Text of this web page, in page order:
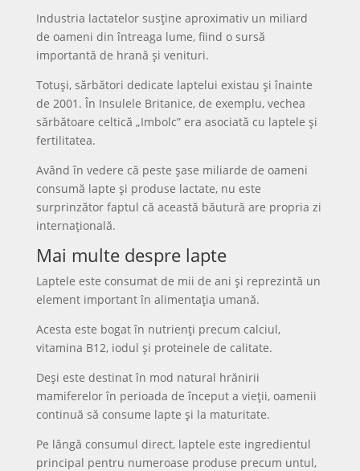
Industria lactatelor susține aproximativ un miliard
de oameni din întreaga lume, fiind o sursă
importantă de hrană și venituri.
Totuși, sărbători dedicate laptelui existau și înainte
de 2001. În Insulele Britanice, de exemplu, vechea
sărbătoare celtică „Imbolc” era asociată cu laptele și
fertilitatea.
Având în vedere că peste șase miliarde de oameni
consumă lapte și produse lactate, nu este
surprinzător faptul că această băutură are propria zi
internațională.
Mai multe despre lapte
Laptele este consumat de mii de ani și reprezintă un
element important în alimentația umană.
Acesta este bogat în nutrienți precum calciul,
vitamina B12, iodul și proteinele de calitate.
Deși este destinat în mod natural hrănirii
mamiferelor în perioada de început a vieții, oamenii
continuă să consume lapte și la maturitate.
Pe lângă consumul direct, laptele este ingredientul
principal pentru numeroase produse precum untul,